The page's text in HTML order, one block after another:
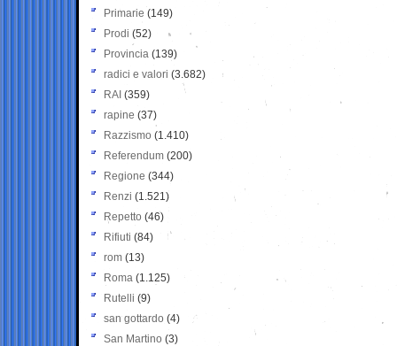
Primarie (149)
Prodi (52)
Provincia (139)
radici e valori (3.682)
RAI (359)
rapine (37)
Razzismo (1.410)
Referendum (200)
Regione (344)
Renzi (1.521)
Repetto (46)
Rifiuti (84)
rom (13)
Roma (1.125)
Rutelli (9)
san gottardo (4)
San Martino (3)